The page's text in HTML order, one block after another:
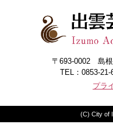
〒693-0002 島根
TEL：0853-
プラ
(C) City of